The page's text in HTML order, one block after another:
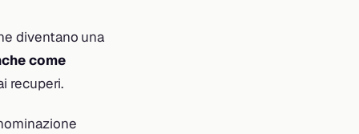
diventano una
come
recuperi.